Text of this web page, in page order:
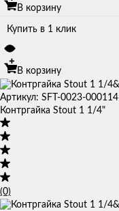
В корзину
Купить в 1 клик
В корзину
Артикул: SFT-0023-000114
Контргайка Stout 1 1/4"
(0)